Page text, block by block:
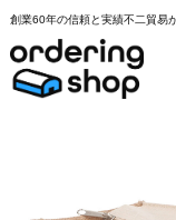
創業60年の信頼と実績不二貿易